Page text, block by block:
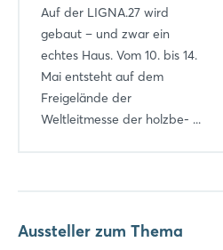
Auf der LIGNA.27 wird
gebaut – und zwar ein
echtes Haus. Vom 10. bis 14.
Mai entsteht auf dem
Freigelände der
Weltleitmesse der holzbe- ...
Aussteller zum Thema